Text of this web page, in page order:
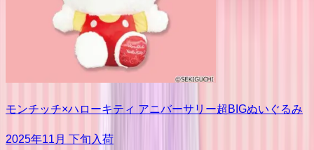
モンチッチ×ハローキティ アニバーサリー超BIGぬいぐるみ
2025年11月 下旬入荷